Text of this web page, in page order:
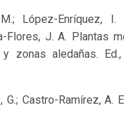
López-Enríquez, I.
Flores, J. A. Plantas
zonas aledañas.
Castro-Ramírez, A.